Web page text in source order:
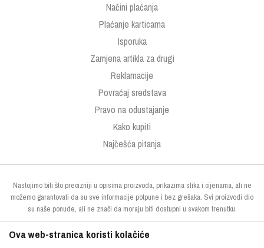
Načini plaćanja
Plaćanje karticama
Isporuka
Zamjena artikla za drugi
Reklamacije
Povraćaj sredstava
Pravo na odustajanje
Kako kupiti
Najčešća pitanja
Nastojimo biti što precizniji u opisima proizvoda, prikazima slika i cijenama, ali ne
možemo garantovati da su sve informacije potpune i bez grešaka. Svi proizvodi dio
su naše ponude, ali ne znači da moraju biti dostupni u svakom trenutku.
Ova web-stranica koristi kolačiće